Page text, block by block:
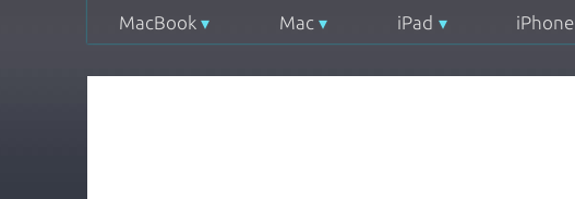
MacBook Mac iPad iPhone